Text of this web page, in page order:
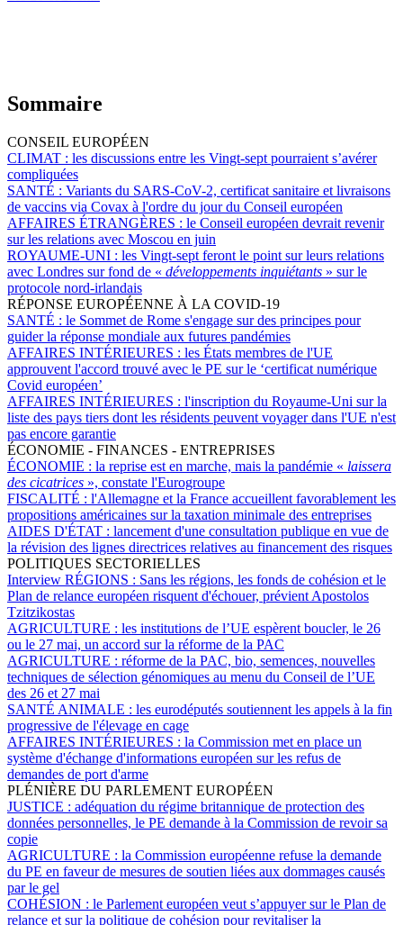
Sommaire
CONSEIL EUROPÉEN
CLIMAT : les discussions entre les Vingt-sept pourraient s’avérer
compliquées
SANTÉ : Variants du SARS-CoV-2, certificat sanitaire et livraisons
de vaccins via Covax à l'ordre du jour du Conseil européen
AFFAIRES ÉTRANGÈRES : le Conseil européen devrait revenir
sur les relations avec Moscou en juin
ROYAUME-UNI : les Vingt-sept feront le point sur leurs relations
avec Londres sur fond de « développements inquiétants » sur le
protocole nord-irlandais
RÉPONSE EUROPÉENNE À LA COVID-19
SANTÉ : le Sommet de Rome s'engage sur des principes pour
guider la réponse mondiale aux futures pandémies
AFFAIRES INTÉRIEURES : les États membres de l'UE
approuvent l'accord trouvé avec le PE sur le ‘certificat numérique
Covid européen’
AFFAIRES INTÉRIEURES : l'inscription du Royaume-Uni sur la
liste des pays tiers dont les résidents peuvent voyager dans l'UE n'est
pas encore garantie
ÉCONOMIE - FINANCES - ENTREPRISES
ÉCONOMIE : la reprise est en marche, mais la pandémie « laissera
des cicatrices », constate l'Eurogroupe
FISCALITÉ : l'Allemagne et la France accueillent favorablement les
propositions américaines sur la taxation minimale des entreprises
AIDES D'ÉTAT : lancement d'une consultation publique en vue de
la révision des lignes directrices relatives au financement des risques
POLITIQUES SECTORIELLES
Interview RÉGIONS : Sans les régions, les fonds de cohésion et le
Plan de relance européen risquent d'échouer, prévient Apostolos
Tzitzikostas
AGRICULTURE : les institutions de l’UE espèrent boucler, le 26
ou le 27 mai, un accord sur la réforme de la PAC
AGRICULTURE : réforme de la PAC, bio, semences, nouvelles
techniques de sélection génomiques au menu du Conseil de l’UE
des 26 et 27 mai
SANTÉ ANIMALE : les eurodéputés soutiennent les appels à la fin
progressive de l'élevage en cage
AFFAIRES INTÉRIEURES : la Commission met en place un
système d'échange d'informations européen sur les refus de
demandes de port d'arme
PLÉNIÈRE DU PARLEMENT EUROPÉEN
JUSTICE : adéquation du régime britannique de protection des
données personnelles, le PE demande à la Commission de revoir sa
copie
AGRICULTURE : la Commission européenne refuse la demande
du PE en faveur de mesures de soutien liées aux dommages causés
par le gel
COHÉSION : le Parlement européen veut s’appuyer sur le Plan de
relance et sur la politique de cohésion pour revitaliser la